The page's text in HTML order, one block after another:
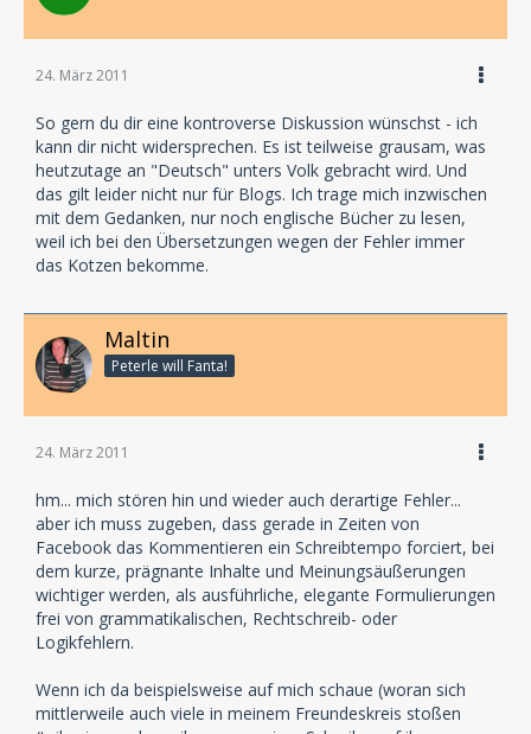
24. März 2011
So gern du dir eine kontroverse Diskussion wünschst - ich
kann dir nicht widersprechen. Es ist teilweise grausam, was
heutzutage an "Deutsch" unters Volk gebracht wird. Und
das gilt leider nicht nur für Blogs. Ich trage mich inzwischen
mit dem Gedanken, nur noch englische Bücher zu lesen,
weil ich bei den Übersetzungen wegen der Fehler immer
das Kotzen bekomme.
Maltin
Peterle will Fanta!
24. März 2011
hm... mich stören hin und wieder auch derartige Fehler...
aber ich muss zugeben, dass gerade in Zeiten von
Facebook das Kommentieren ein Schreibtempo forciert, bei
dem kurze, prägnante Inhalte und Meinungsäußerungen
wichtiger werden, als ausführliche, elegante Formulierungen
frei von grammatikalischen, Rechtschreib- oder
Logikfehlern.
Wenn ich da beispielsweise auf mich schaue (woran sich
mittlerweile auch viele in meinem Freundeskreis stoßen